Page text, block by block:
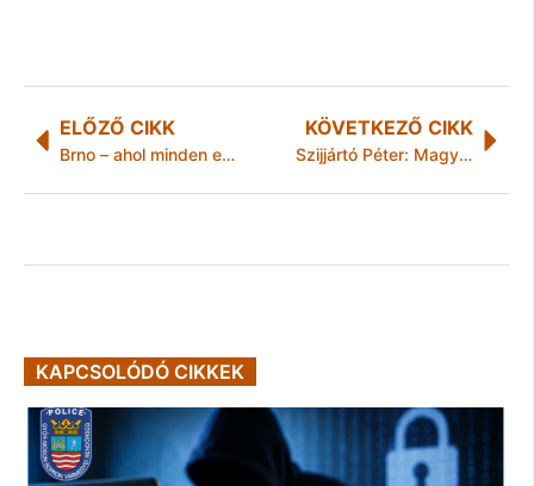
ELŐZŐ CIKK
Brno – ahol minden eldőlt
KÖVETKEZŐ CIKK
Szijjártó Péter: Magyarország megvétózta a NATO közös nyilatkozatát
KAPCSOLÓDÓ CIKKEK